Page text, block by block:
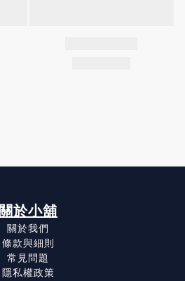
關於小舖
關於我們
條款與細則
常見問題
隱私權政策